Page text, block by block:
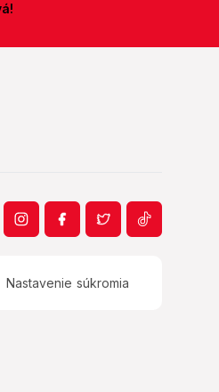
Nastavenie súkromia